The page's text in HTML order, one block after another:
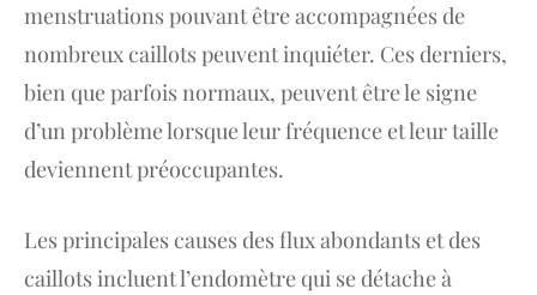
menstruations pouvant être accompagnées de
nombreux caillots peuvent inquiéter. Ces derniers,
bien que parfois normaux, peuvent être le signe
d’un problème lorsque leur fréquence et leur taille
deviennent préoccupantes.
Les principales causes des flux abondants et des
caillots incluent l’endomètre qui se détache à